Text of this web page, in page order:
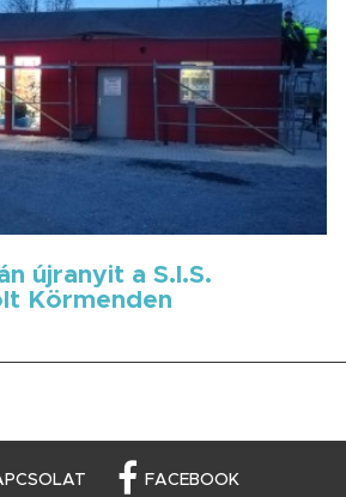
újranyit a S.I.S.
Körmenden
FACEBOOK